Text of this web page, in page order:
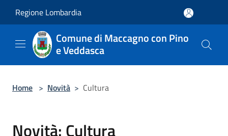
Regione Lombardia
Comune di Maccagno con Pino
e Veddasca
Home > Novità > Cultura
Novità: Cultura